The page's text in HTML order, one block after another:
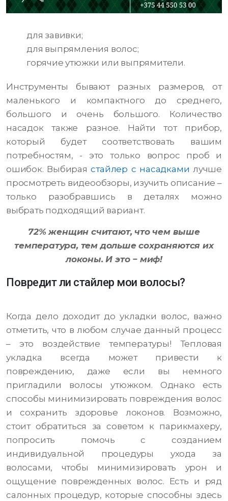
для завивки;
для выпрямления волос;
горячие утюжки или выпрямители.
Инструменты бывают разных размеров, от
маленького и компактного до среднего,
большого и очень большого. Количество
насадок также разное. Найти тот прибор,
который будет соответствовать вашим
потребностям, - это только вопрос проб и
ошибок. Выбираястайлер с насадками лучше
просмотреть видеообзоры, изучить описание –
только разобравшись в деталях можно
выбрать подходящий вариант.
72% женщин считают, что чем выше
температура, тем дольше сохраняются их
локоны. И это − миф!
Повредит ли стайлер мои волосы?
Когда дело доходит до укладки волос, важно
отметить, что в любом случае данный процесс
– это воздействие температуры! Тепловая
укладка всегда может привести к
повреждению, даже если вы немного
пригладили волосы утюжком. Однако есть
способы минимизировать повреждения волос
и сохранить здоровье локонов. Возможно,
стоит обратиться за советом к парикмахеру,
попросить помочь с созданием
индивидуальной процедуры ухода за
волосами, чтобы минимизировать урон и
ощущение поврежденных волос. Есть и ряд
салонных процедур, которые способны здесь